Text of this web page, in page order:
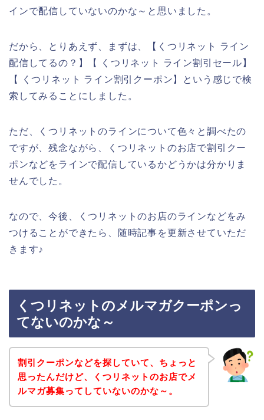
インで配信していないのかな～と思いました。
だから、とりあえず、まずは、【くつリネット ライン
配信してるの？】【 くつリネット ライン割引セール】
【 くつリネット ライン割引クーポン】という感じで検
索してみることにしました。
ただ、くつリネットのラインについて色々と調べたの
ですが、残念ながら、くつリネットのお店で割引クー
ポンなどをラインで配信しているかどうかは分かりま
せんでした。
なので、今後、くつリネットのお店のラインなどをみ
つけることができたら、随時記事を更新させていただ
きます♪
くつリネットのメルマガクーポンっ
てないのかな～
割引クーポンなどを探していて、ちょっと
思ったんだけど、くつリネットのお店でメ
ルマガ募集ってしていないのかな～。